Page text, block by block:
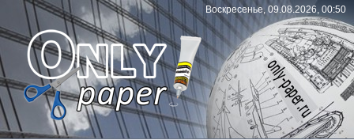
Воскресенье, 09.08.2026, 00:50